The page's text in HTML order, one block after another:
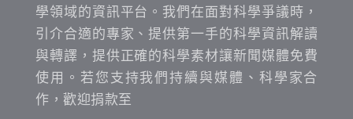
學領域的資訊平台。我們在面對科學爭議時，
引介合適的專家、提供第一手的科學資訊解讀
與轉譯，提供正確的科學素材讓新聞媒體免費
使用。若您支持我們持續與媒體、科學家合
作，歡迎捐款至